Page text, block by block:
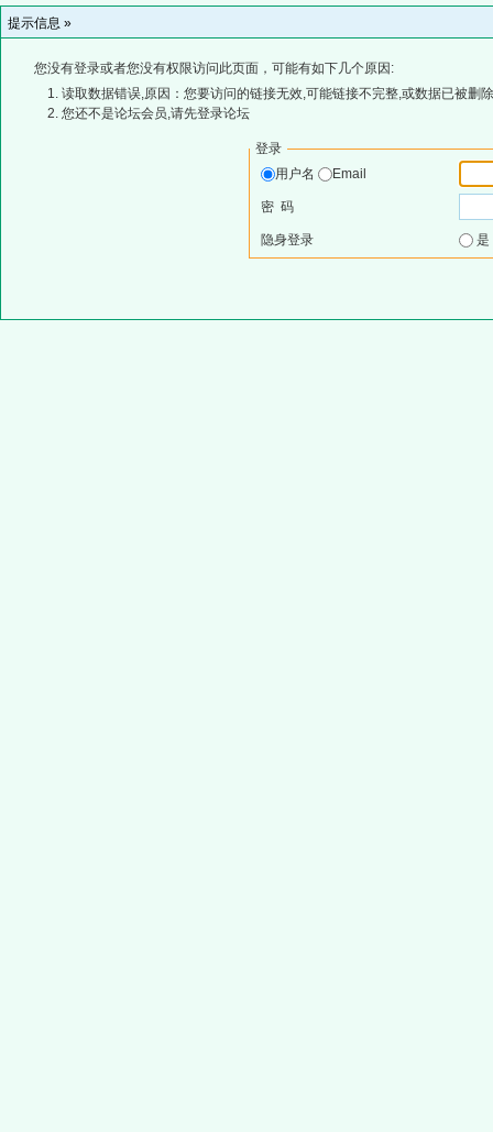
提示信息 »
您没有登录或者您没有权限访问此页面，可能有如下几个原因:
读取数据错误,原因：您要访问的链接无效,可能链接不完整,或数据已被删
您还不是论坛会员,请先登录论坛
登录
用户名
Email
密 码
隐身登录